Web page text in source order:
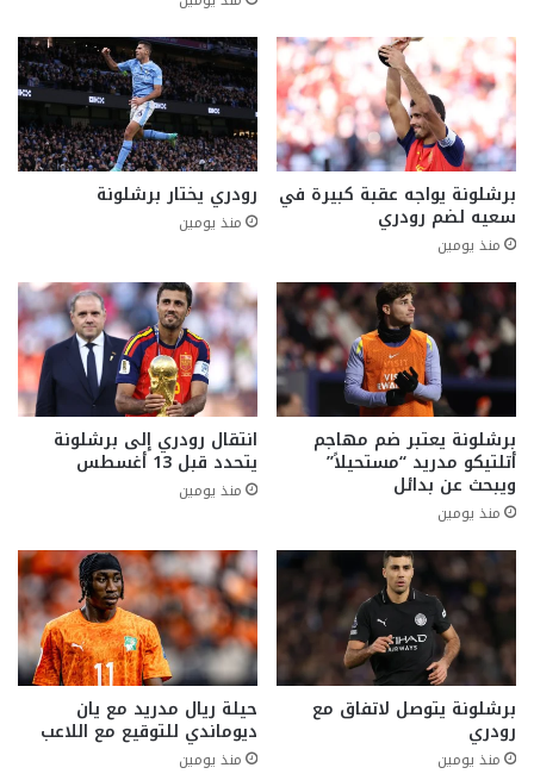
برشلونة يواجه عقبة كبيرة في
سعيه لضم رودري
منذ يومين
رودري يختار برشلونة
منذ يومين
برشلونة يعتبر ضم مهاجم
أتلتيكو مدريد “مستحيلاً”
ويبحث عن بدائل
منذ يومين
انتقال رودري إلى برشلونة
يتحدد قبل 13 أغسطس
منذ يومين
برشلونة يتوصل لاتفاق مع
رودري
منذ يومين
حيلة ريال مدريد مع يان
ديوماندي للتوقيع مع اللاعب
منذ يومين